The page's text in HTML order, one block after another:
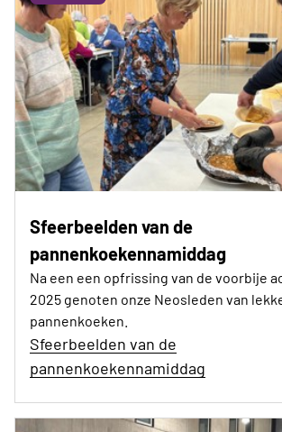
Sfeerbeelden van de
pannenkoekennamiddag
Na een een opfrissing van de voorbije
2025 genoten onze Neosleden van
pannenkoeken.
Sfeerbeelden van de
pannenkoekennamiddag